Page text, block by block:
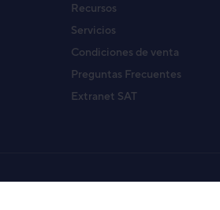
Recursos
Servicios
Condiciones de venta
Preguntas Frecuentes
Extranet SAT